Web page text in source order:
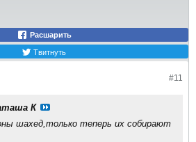
Расшарить
Твитнуть
#11
К
шахед,только теперь их собирают